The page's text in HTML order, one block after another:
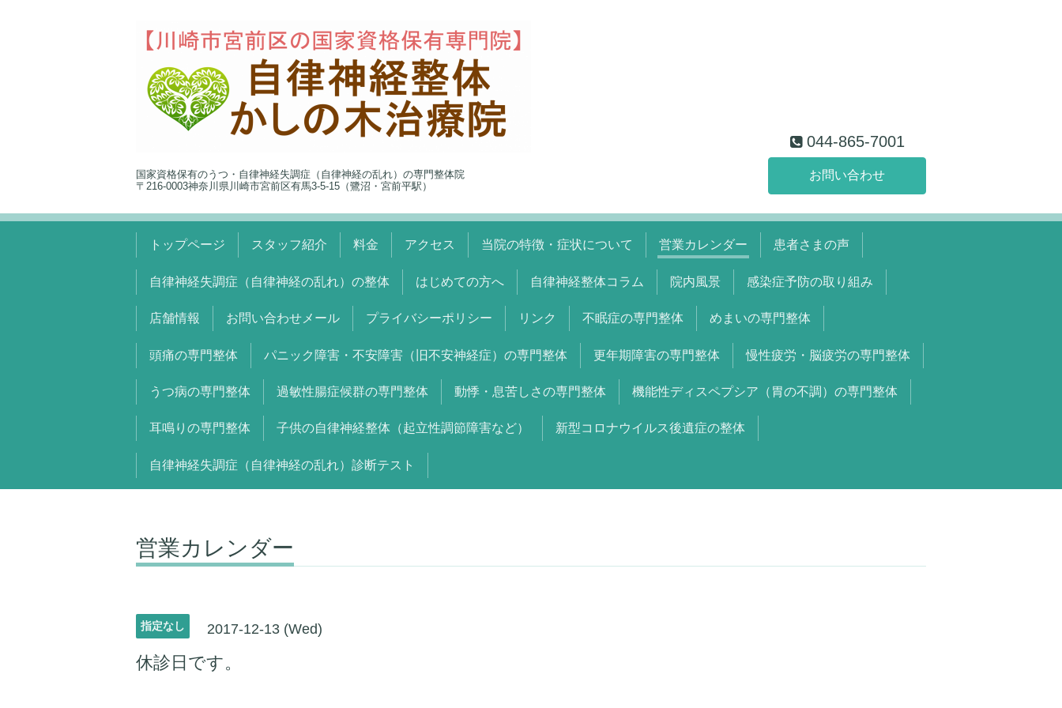
国家資格保有のうつ・自律神経失調症（自律神経の乱れ）の専門整体院
〒216-0003神奈川県川崎市宮前区有馬3-5-15（鷺沼・宮前平駅）
044-865-7001
お問い合わせ
トップページ スタッフ紹介 料金 アクセス 当院の特徴・症状について 営業カレンダー 患者さまの声
自律神経失調症（自律神経の乱れ）の整体 はじめての方へ 自律神経整体コラム 院内風景 感染症予防の取り組み
店舗情報 お問い合わせメール プライバシーポリシー リンク 不眠症の専門整体 めまいの専門整体
頭痛の専門整体 パニック障害・不安障害（旧不安神経症）の専門整体 更年期障害の専門整体 慢性疲労・脳疲労の専門整体
うつ病の専門整体 過敏性腸症候群の専門整体 動悸・息苦しさの専門整体 機能性ディスペプシア（胃の不調）の専門整体
耳鳴りの専門整体 子供の自律神経整体（起立性調節障害など） 新型コロナウイルス後遺症の整体
自律神経失調症（自律神経の乱れ）診断テスト
営業カレンダー
指定なし 2017-12-13 (Wed)
休診日です。